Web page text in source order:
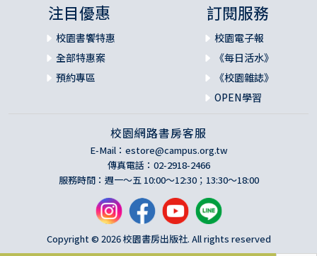
注目優惠
校園書饗特惠
全部特惠案
預約專區
訂閱服務
校園電子報
《每日活水》
《校園雜誌》
OPEN學習
校園網路書房客服
E-Mail： estore@campus.org.tw
傳真電話：02-2918-2466
服務時間：週一～五 10:00～12:30；13:30～18:00
Copyright © 2026 校園書房出版社. All rights reserved